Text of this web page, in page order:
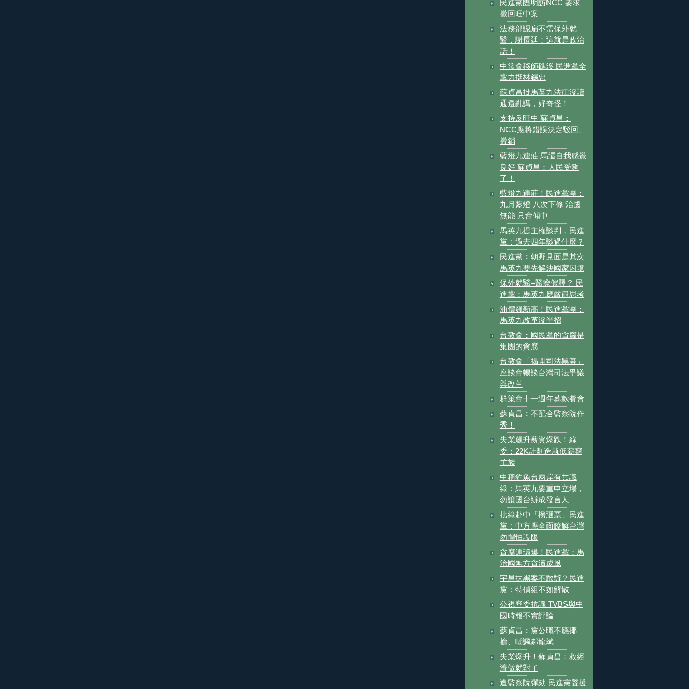
民進黨團明訪NCC 要求
撤回旺中案
法務部認扁不需保外就
醫，謝長廷：這就是政治
話！
中常會移師礁溪 民進黨全
黨力挺林錫忠
蘇貞昌批馬英九法律沒讀
通還亂講，好奇怪！
支持反旺中 蘇貞昌：
NCC應將錯誤決定駁回、
撤銷
藍燈九連莊 馬還自我感覺
良好 蘇貞昌：人民受夠
了！
藍燈九連莊！民進黨團：
九月藍燈 八次下修 治國
無能 只會傾中
馬英九提主權談判，民進
黨：過去四年談過什麼？
民進黨：朝野見面是其次
馬英九要先解決國家困境
保外就醫=醫療假釋？ 民
進黨：馬英九應嚴肅思考
油價飆新高！民進黨團：
馬英九改革沒半招
台教會：國民黨的貪腐是
集團的貪腐
台教會「揭開司法黑幕」
座談會暢談台灣司法爭議
與改革
群策會十一週年募款餐會
蘇貞昌：不配合監察院作
秀！
失業飆升薪資爆跌！綠
委：22K計劃造就低薪窮
忙族
中稱釣魚台兩岸有共識
綠：馬英九要重申立場，
勿讓國台辦成發言人
批綠赴中「撈選票」民進
黨：中方應全面瞭解台灣
勿懼怕設限
貪腐連環爆！民進黨：馬
治國無方貪瀆成風
宇昌抹黑案不敢辦？民進
黨：特偵組不如解散
公視審委抗議 TVBS與中
國時報不實評論
蘇貞昌：黨公職不應揶
揄、嘲諷郝龍斌
失業爆升！蘇貞昌：救經
濟做就對了
遭監察院彈劾 民進黨聲援